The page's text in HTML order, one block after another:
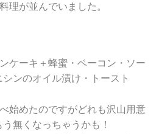
理が並んでいました。
ケーキ＋蜂蜜・ベーコン・ソー
ンのオイル漬け・トースト
始めたのですがどれも沢山用意
無くなっちゃうかも！